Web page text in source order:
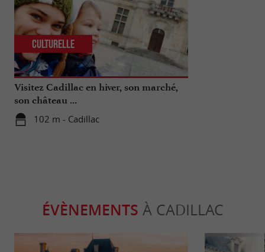
Visitez Cadillac en hiver, son marché,
son château ...
102 m - Cadillac
Culturelle
ÉVÈNEMENTS À CADILLAC